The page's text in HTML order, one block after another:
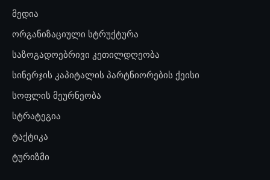
მედია
ორგანიზაციული სტრუქტურა
საზოგადოებრივი კეთილდღეობა
სინერჯის კაპიტალის პარტნიორების ქეისი
სოფლის მეურნეობა
სტრატეგია
ტაქტიკა
ტურიზმი